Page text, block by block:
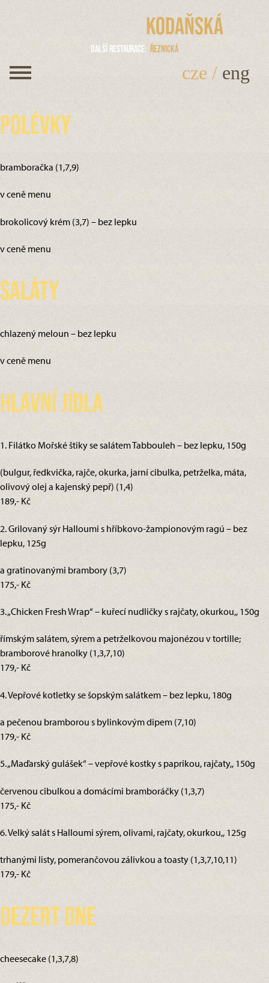
Kodaňská
Další restaurace Řeznická
cze / eng
Polévky
bramboračka (1,7,9)
v ceně menu
brokolicový krém (3,7) – bez lepku
v ceně menu
Saláty
chlazený meloun – bez lepku
v ceně menu
Hlavní jídla
1. Filátko Mořské štiky se salátem Tabbouleh – bez lepku, 150g
(bulgur, ředkvička, rajče, okurka, jarní cibulka, petrželka, máta,
olivový olej a kajenský pepř) (1,4)
189,- Kč
2. Grilovaný sýr Halloumi s hříbkovo-žampionovým ragú – bez
lepku, 125g
a gratinovanými brambory (3,7)
175,- Kč
3. „Chicken Fresh Wrap“ – kuřecí nudličky s rajčaty, okurkou,, 150g
římským salátem, sýrem a petrželkovou majonézou v tortille;
bramborové hranolky (1,3,7,10)
179,- Kč
4. Vepřové kotletky se šopským salátkem – bez lepku, 180g
a pečenou bramborou s bylinkovým dipem (7,10)
179,- Kč
5. „Maďarský gulášek“ – vepřové kostky s paprikou, rajčaty,, 150g
červenou cibulkou a domácími bramboráčky (1,3,7)
175,- Kč
6. Velký salát s Halloumi sýrem, olivami, rajčaty, okurkou,, 125g
trhanými listy, pomerančovou zálivkou a toasty (1,3,7,10,11)
179,- Kč
Dezert dne
cheesecake (1,3,7,8)